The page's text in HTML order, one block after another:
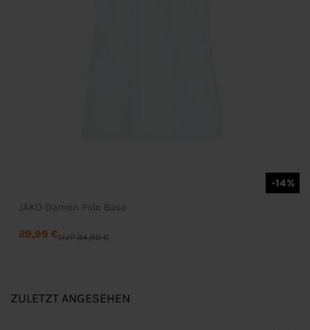
-14%
JAKO Damen Polo Base
UVP 34,99 €
29,99 €
ZULETZT ANGESEHEN